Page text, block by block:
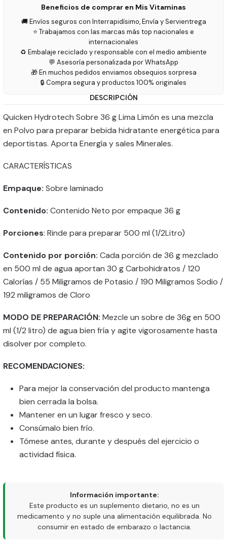
Beneficios de comprar en Mis Vitaminas
🚚 Envíos seguros con Interrapidísimo, Envía y Servientrega
⭐ Trabajamos con las marcas más top nacionales e
internacionales
♻️ Embalaje reciclado y responsable con el medio ambiente
💬 Asesoría personalizada por WhatsApp
🎁 En muchos pedidos enviamos obsequios sorpresa
🔒 Compra segura y productos 100% originales
DESCRIPCIÓN
Quicken Hydrotech Sobre 36 g Lima Limón es una mezcla
en Polvo para preparar bebida hidratante energética para
deportistas. Aporta Energía y sales Minerales.
CARACTERÍSTICAS
Empaque: Sobre laminado
Contenido: Contenido Neto por empaque 36 g
Porciones: Rinde para preparar 500 ml (1/2Litro)
Contenido por porción: Cada porción de 36 g mezclado
en 500 ml de agua aportan 30 g Carbohidratos / 120
Calorías / 55 Miligramos de Potasio / 190 Miligramos Sodio /
192 miligramos de Cloro
MODO DE PREPARACIÓN: Mezcle un sobre de 36g en 500
ml (1/2 litro) de agua bien fría y agite vigorosamente hasta
disolver por completo.
RECOMENDACIONES:
Para mejor la conservación del producto mantenga
bien cerrada la bolsa.
Mantener en un lugar fresco y seco.
Consúmalo bien frío.
Tómese antes, durante y después del ejercicio o
actividad física.
Información importante:
Este producto es un suplemento dietario, no es un
medicamento y no suple una alimentación equilibrada. No
consumir en estado de embarazo o lactancia.